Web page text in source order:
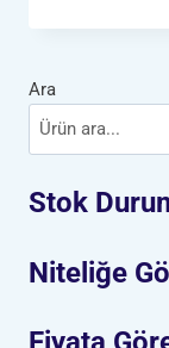
Ara
Stok
Niteliğe